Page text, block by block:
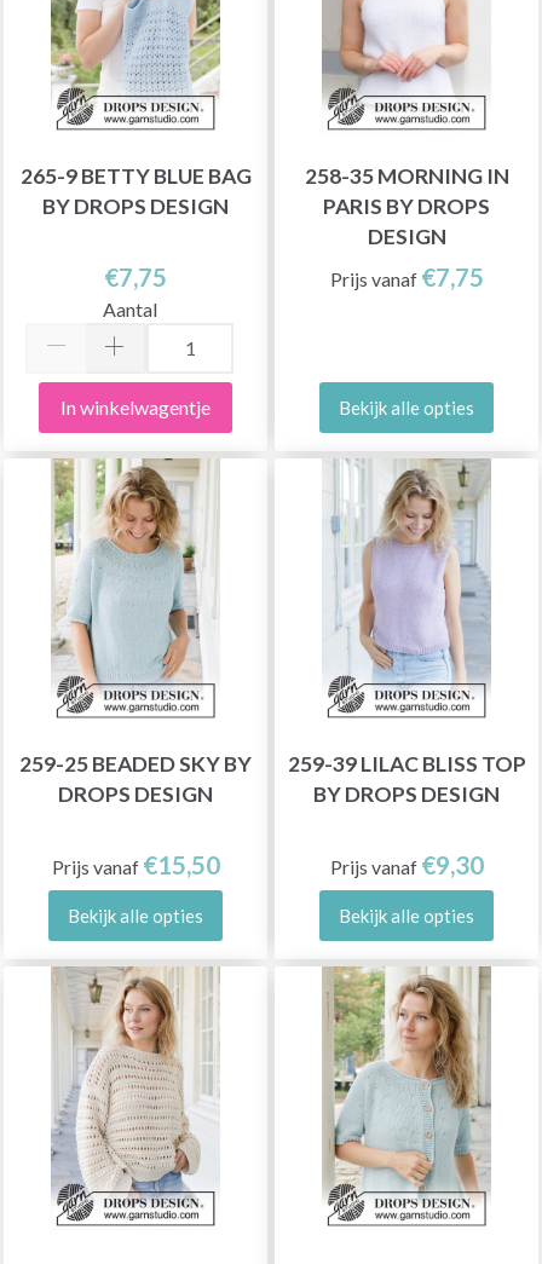
265-9 BETTY BLUE BAG
BY DROPS DESIGN
€7,75
Aantal
In winkelwagentje
258-35 MORNING IN
PARIS BY DROPS
DESIGN
Prijs vanaf €7,75
Bekijk alle opties
259-25 BEADED SKY BY
DROPS DESIGN
Prijs vanaf €15,50
Bekijk alle opties
259-39 LILAC BLISS TOP
BY DROPS DESIGN
Prijs vanaf €9,30
Bekijk alle opties